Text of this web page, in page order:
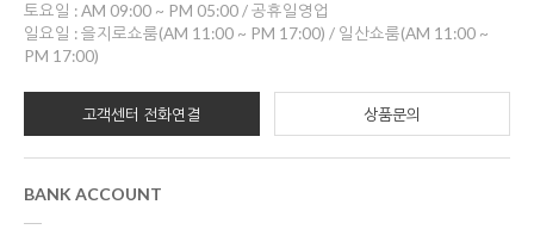
토요일 : AM 09:00 ~ PM 05:00 / 공휴일영업
일요일 : 을지로쇼룸(AM 11:00 ~ PM 17:00) / 일산쇼룸(AM 11:00 ~
PM 17:00)
고객센터 전화연결 상품문의
BANK ACCOUNT